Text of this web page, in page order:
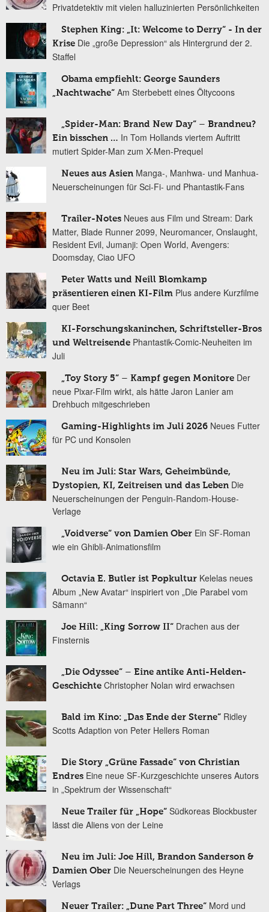
Privatdetektiv mit vielen halluzinierten Persönlichkeiten
Stephen King: „It: Welcome to Derry“ - In der
Krise Die „große Depression“ als Hintergrund der 2.
Staffel
Obama empfiehlt: George Saunders
„Nachtwache“ Am Sterbebett eines Öltycoons
„Spider-Man: Brand New Day“ – Brandneu?
Ein bisschen … In Tom Hollands viertem Auftritt
mutiert Spider-Man zum X-Men-Prequel
Neues aus Asien Manga-, Manhwa- und Manhua-
Neuerscheinungen für Sci-Fi- und Phantastik-Fans
Trailer-Notes Neues aus Film und Stream: Dark
Matter, Blade Runner 2099, Neuromancer, Onslaught,
Resident Evil, Jumanji: Open World, Avengers:
Doomsday, Ciao UFO
Peter Watts und Neill Blomkamp
präsentieren einen KI-Film Plus andere Kurzfilme
quer Beet
KI-Forschungskaninchen, Schriftsteller-Bros
und Weltreisende Phantastik-Comic-Neuheiten im
Juli
„Toy Story 5“ – Kampf gegen Monitore Der
neue Pixar-Film wirkt, als hätte Jaron Lanier am
Drehbuch mitgeschrieben
Gaming-Highlights im Juli 2026 Neues Futter
für PC und Konsolen
Neu im Juli: Star Wars, Geheimbünde,
Dystopien, KI, Zeitreisen und das Leben Die
Neuerscheinungen der Penguin-Random-House-
Verlage
„Voidverse“ von Damien Ober Ein SF-Roman
wie ein Ghibli-Animationsfilm
Octavia E. Butler ist Popkultur Kelelas neues
Album „New Avatar“ inspiriert von „Die Parabel vom
Sämann“
Joe Hill: „King Sorrow II“ Drachen aus der
Finsternis
„Die Odyssee“ – Eine antike Anti-Helden-
Geschichte Christopher Nolan wird erwachsen
Bald im Kino: „Das Ende der Sterne“ Ridley
Scotts Adaption von Peter Hellers Roman
Die Story „Grüne Fassade“ von Christian
Endres Eine neue SF-Kurzgeschichte unseres Autors
in „Spektrum der Wissenschaft“
Neue Trailer für „Hope“ Südkoreas Blockbuster
lässt die Aliens von der Leine
Neu im Juli: Joe Hill, Brandon Sanderson &
Damien Ober Die Neuerscheinungen des Heyne
Verlags
Neuer Trailer: „Dune Part Three“ Mord und